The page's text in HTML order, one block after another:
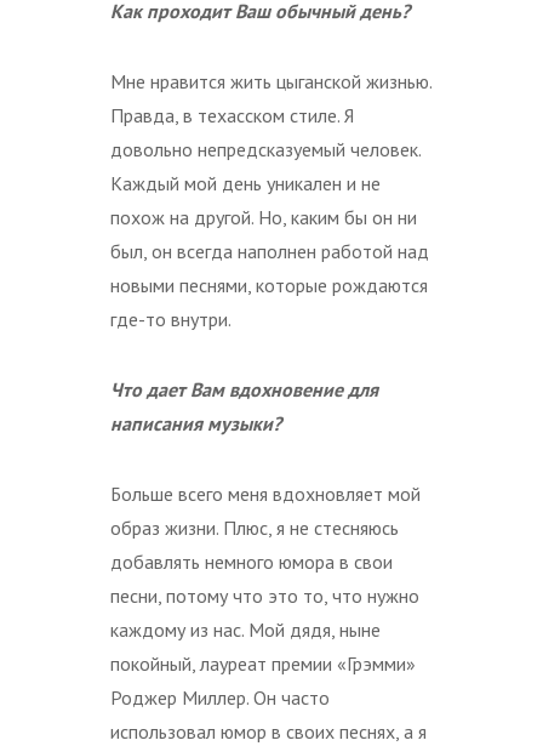
Как проходит Ваш обычный день?
Мне нравится жить цыганской жизнью.
Правда, в техасском стиле. Я
довольно непредсказуемый человек.
Каждый мой день уникален и не
похож на другой. Но, каким бы он ни
был, он всегда наполнен работой над
новыми песнями, которые рождаются
где-то внутри.
Что дает Вам вдохновение для
написания музыки?
Больше всего меня вдохновляет мой
образ жизни. Плюс, я не стесняюсь
добавлять немного юмора в свои
песни, потому что это то, что нужно
каждому из нас. Мой дядя, ныне
покойный, лауреат премии «Грэмми»
Роджер Миллер. Он часто
использовал юмор в своих песнях, а я